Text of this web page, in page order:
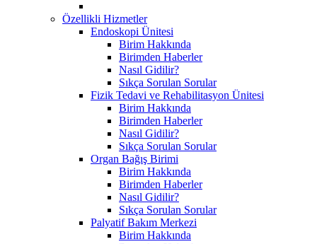
Özellikli Hizmetler
Endoskopi Ünitesi
Birim Hakkında
Birimden Haberler
Nasıl Gidilir?
Sıkça Sorulan Sorular
Fizik Tedavi ve Rehabilitasyon Ünitesi
Birim Hakkında
Birimden Haberler
Nasıl Gidilir?
Sıkça Sorulan Sorular
Organ Bağış Birimi
Birim Hakkında
Birimden Haberler
Nasıl Gidilir?
Sıkça Sorulan Sorular
Palyatif Bakım Merkezi
Birim Hakkında